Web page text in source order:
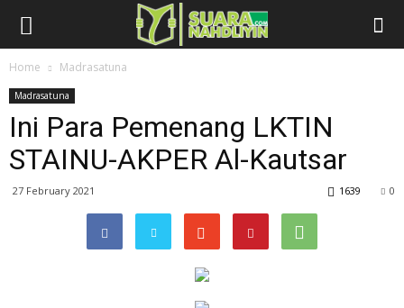
Home Madrasatuna
Madrasatuna
Ini Para Pemenang LKTIN
STAINU-AKPER Al-Kautsar
27 February 2021 0
1639